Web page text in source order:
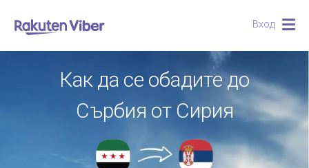
Вход
Как да се обадите до
Сърбия от Сирия